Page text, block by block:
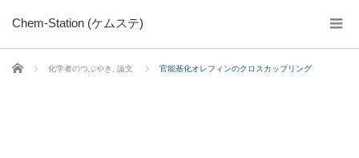
Chem-Station (ケムステ)
ホーム 化学者のつぶやき 論文 官能基化オレフィンのクロスカップリング